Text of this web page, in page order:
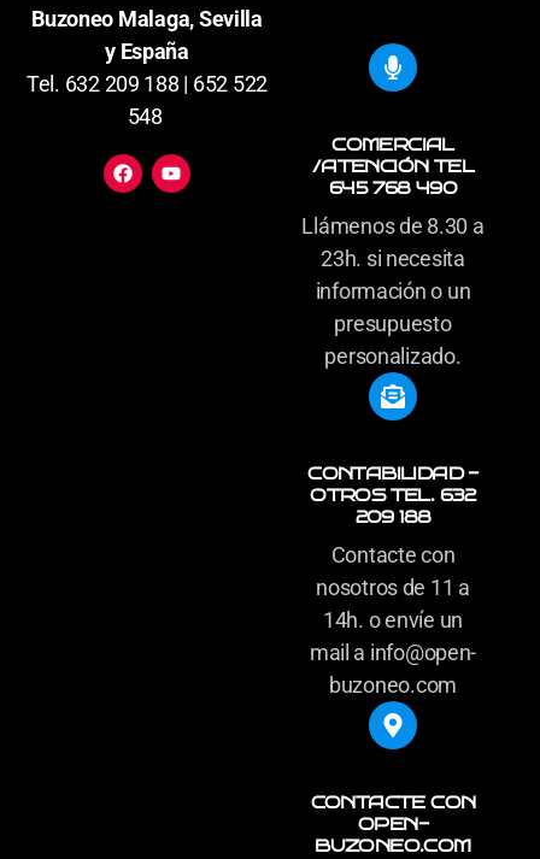
Buzoneo Malaga, Sevilla
y España
Tel. 632 209 188 | 652 522
548
COMERCIAL
/ATENCIÓN TEL
645 768 490
Llámenos de 8.30 a
23h. si necesita
información o un
presupuesto
personalizado.
CONTABILIDAD -
OTROS TEL. 632
209 188
Contacte con
nosotros de 11 a
14h. o envíe un
mail a info@open-
buzoneo.com
CONTACTE CON
OPEN-
BUZONEO.COM